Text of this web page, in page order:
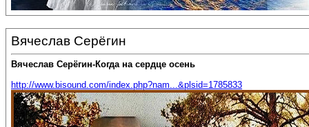
Вячеслав Серёгин
Вячеслав Серёгин-Когда на сердце осень
http://www.bisound.com/index.php?nam...&plsid=1785833